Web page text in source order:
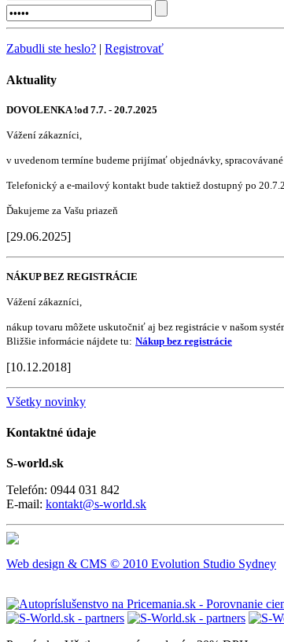
Zabudli ste heslo? | Registrovať
Aktuality
DOVOLENKA !od 7.7. - 20.7.2025
Vážení zákazníci,
v uvedenom termíne budeme prijímať objednávky,
Telefonický a e-mailový kontakt bude taktiež dostupný po
Ďakujeme za Vašu priazeň
[29.06.2025]
NÁKUP BEZ REGISTRÁCIE
Vážení zákazníci,
nákup tovaru môžete uskutočniť aj bez registrácie v našom
Bližšie informácie nájdete tu: Nákup bez registrácie
[10.12.2018]
Všetky novinky
Kontaktné údaje
S-world.sk
Telefón: 0944 031 842
E-mail: kontakt@s-world.sk
Web design & CMS © 2010 Evolution Studio Sydney